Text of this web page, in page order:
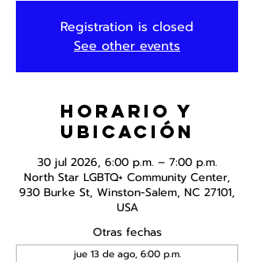
Registration is closed
See other events
Horario y
ubicación
30 jul 2026, 6:00 p.m. – 7:00 p.m.
North Star LGBTQ+ Community Center,
930 Burke St, Winston-Salem, NC 27101,
USA
Otras fechas
jue 13 de ago, 6:00 p.m.